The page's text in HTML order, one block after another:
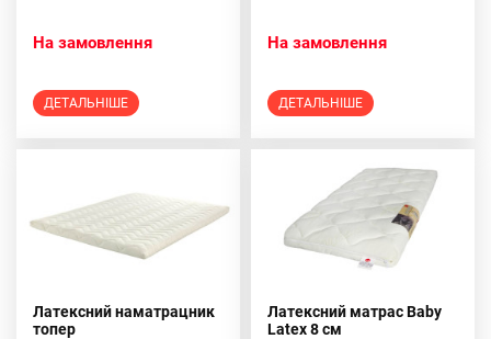
На замовлення
ДЕТАЛЬНІШЕ
На замовлення
ДЕТАЛЬНІШЕ
Латексний наматрацник
топер
Латексний матрас Baby
Latex 8 см